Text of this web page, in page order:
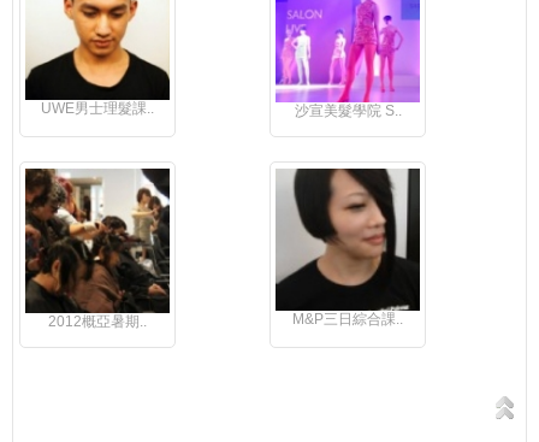
UWE男士理髮課.. 沙宣美髮學院 S..
2012概亞暑期.. M&P三日綜合課..